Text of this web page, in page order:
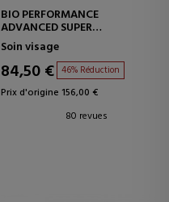
BIO PERFORMANCE
ADVANCED SUPER
REVITALIZER CREAM
Soin visage
84,50 € 46% Réduction
Prix d'origine 156,00 €
80 revues